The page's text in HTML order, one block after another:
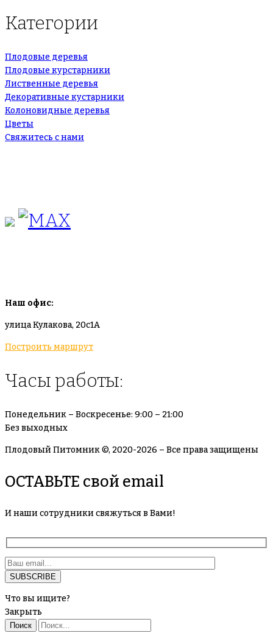
Категории
Плодовые деревья
Плодовые курстарники
Лиственные деревья
Декоративные кустарники
Колоновидные деревья
Цветы
Свяжитесь с нами
Наш офис:
улица Кулакова, 20с1А
Построить маршрут
Часы работы:
Понедельник – Воскресенье: 9:00 – 21:00
Без выходных
Плодовый Питомник ©, 2020-2026 – Все права защищены
ОСТАВЬТЕ свой email
И наши сотрудники свяжуться в Вами!
Что вы ищите?
Закрыть
Поиск